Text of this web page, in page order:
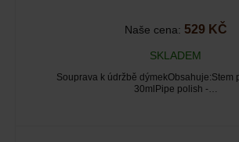
Naše cena: 529 KČ
SKLADEM
Souprava k údržbě dýmekObsahuje:Stem
30mlPipe polish -…